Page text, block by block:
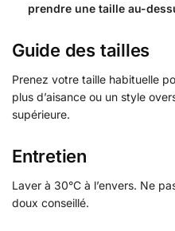
prendre une taille au-
Guide des tailles
Prenez votre taille habituelle
plus d’aisance ou un style
supérieure.
Entretien
Laver à 30°C à l’envers. Ne
doux conseillé.